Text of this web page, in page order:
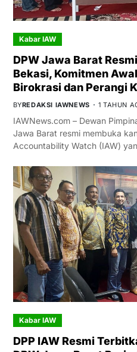
Kabar IAW
DPW Jawa Barat
Bekasi, Komitmen
Birokrasi dan Perangi
BYREDAKSI IAWNEWS 1 TAHUN
IAWNews.com – Dewan
Jawa Barat resmi membuka
Accountability Watch (IAW)
Kabar IAW
DPP IAW Resmi